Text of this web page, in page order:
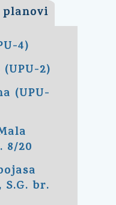
4)
2)
(UPU-
8/20
br.